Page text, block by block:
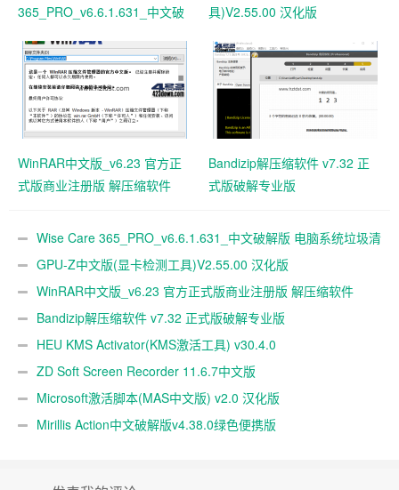
365_PRO_v6.6.1.631_中文破
具)V2.55.00 汉化版
WinRAR中文版_v6.23 官方正
式版商业注册版 解压缩软件
Bandizip解压缩软件 v7.32 正
式版破解专业版
Wise Care 365_PRO_v6.6.1.631_中文破解版 电脑系统垃圾清
理软件GPU-Z中文版(显卡检测工具)V2.55.00 汉化版
WinRAR中文版_v6.23 官方正式版商业注册版 解压缩软件
Bandizip解压缩软件 v7.32 正式版破解专业版
HEU KMS Activator(KMS激活工具) v30.4.0
ZD Soft Screen Recorder 11.6.7中文版
Microsoft激活脚本(MAS中文版) v2.0 汉化版
Mirillis Action中文破解版v4.38.0绿色便携版